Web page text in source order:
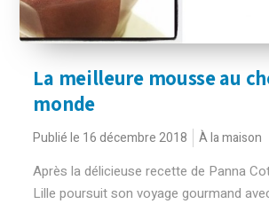
La meilleure mousse au
monde
Publié le 16 décembre 2018 À la maison
Après la délicieuse recette de Panna
Lille poursuit son voyage gourmand